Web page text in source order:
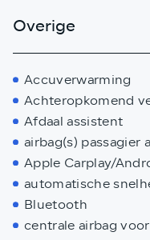
Overige
Accuverwarming
Achteropkomend
Afdaal assistent
airbag(s) passagier
Apple Carplay/
automatische
Bluetooth
centrale airbag voor